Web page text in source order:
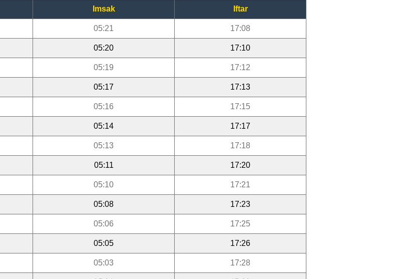
Imsak Iftar
05:21 17:08
05:20 17:10
05:19 17:12
05:17 17:13
05:16 17:15
05:14 17:17
05:13 17:18
05:11 17:20
05:10 17:21
05:08 17:23
05:06 17:25
05:05 17:26
05:03 17:28